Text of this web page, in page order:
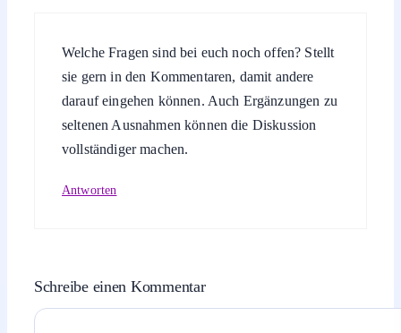
Welche Fragen sind bei euch noch offen? Stellt
sie gern in den Kommentaren, damit andere
darauf eingehen können. Auch Ergänzungen zu
seltenen Ausnahmen können die Diskussion
vollständiger machen.
Antworten
Schreibe einen Kommentar
Kommentar